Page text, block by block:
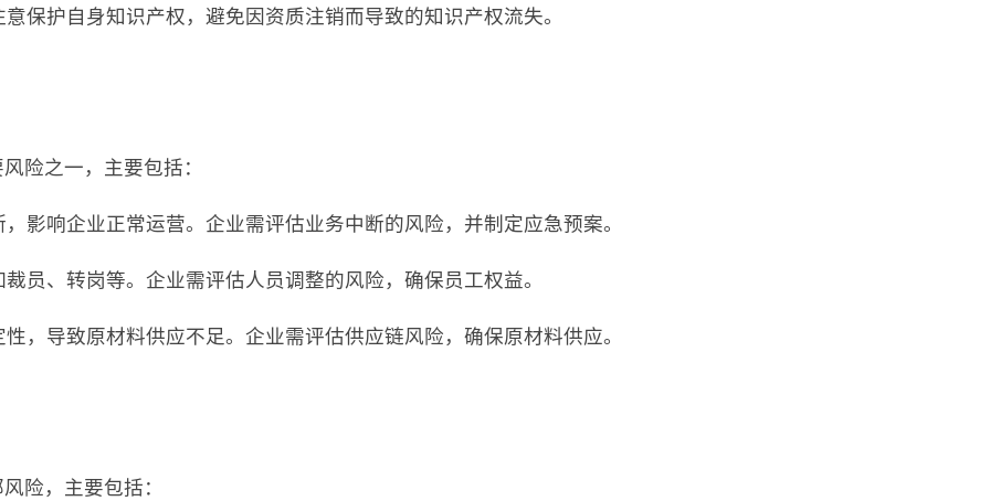
保护自身知识产权，避免因资质注销而导致的知识产权流失。
险之一，主要包括：
影响企业正常运营。企业需评估业务中断的风险，并制定应急预案。
员、转岗等。企业需评估人员调整的风险，确保员工权益。
，导致原材料供应不足。企业需评估供应链风险，确保原材料供应。
险，主要包括：